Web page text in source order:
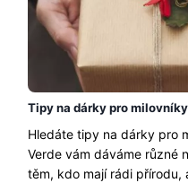
Tipy na dárky pro
Hledáte tipy na dárky pro
Verde vám dáváme různé
těm, kdo mají rádi přírodu,